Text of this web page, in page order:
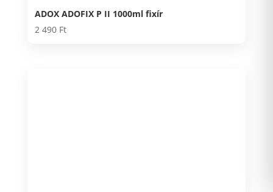
ADOX ADOFIX P II 1000ml fixír
2 490 Ft